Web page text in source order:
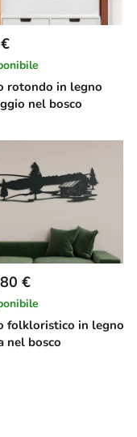
rotondo in legno
nel bosco
folkloristico in legno
nel bosco
€